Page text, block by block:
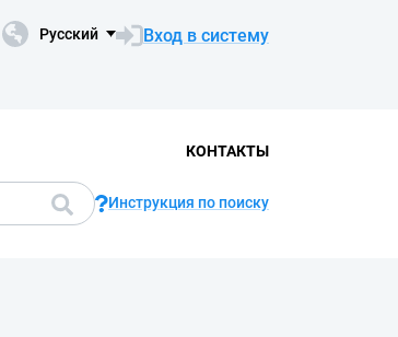
Русский Вход в систему
КОНТАКТЫ
Инструкция по поиску